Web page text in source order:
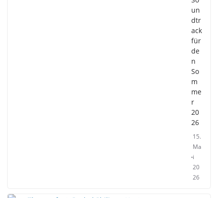
un
dtr
ack
für
de
n
So
m
me
r
20
26
15.
Ma
i
20
26